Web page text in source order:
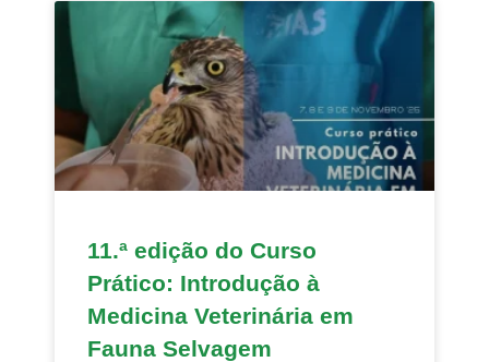
11.ª edição do Curso
Prático: Introdução à
Medicina Veterinária em
Fauna Selvagem